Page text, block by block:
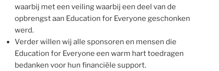
waarbij met een veiling waarbij een deel van de
opbrengst aan Education for Everyone geschonken
werd.
Verder willen wij alle sponsoren en mensen die
Education for Everyone een warm hart toedragen
bedanken voor hun financiële support.